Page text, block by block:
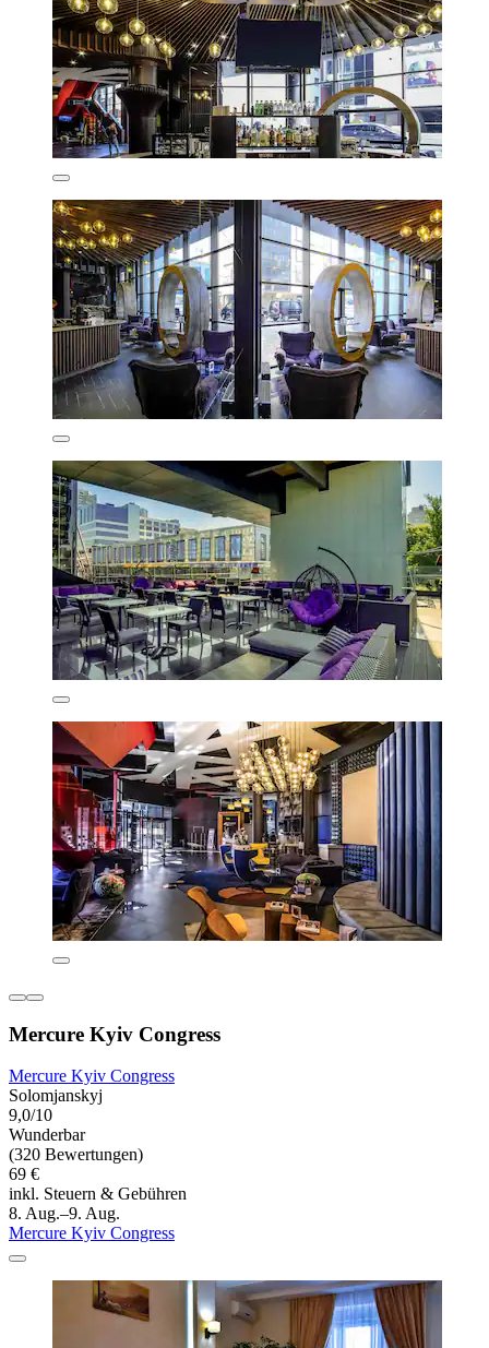
Mercure Kyiv Congress
Mercure Kyiv Congress
Solomjanskyj
9,0/10
Wunderbar
(320 Bewertungen)
69 €
inkl. Steuern & Gebühren
8. Aug.–9. Aug.
Mercure Kyiv Congress